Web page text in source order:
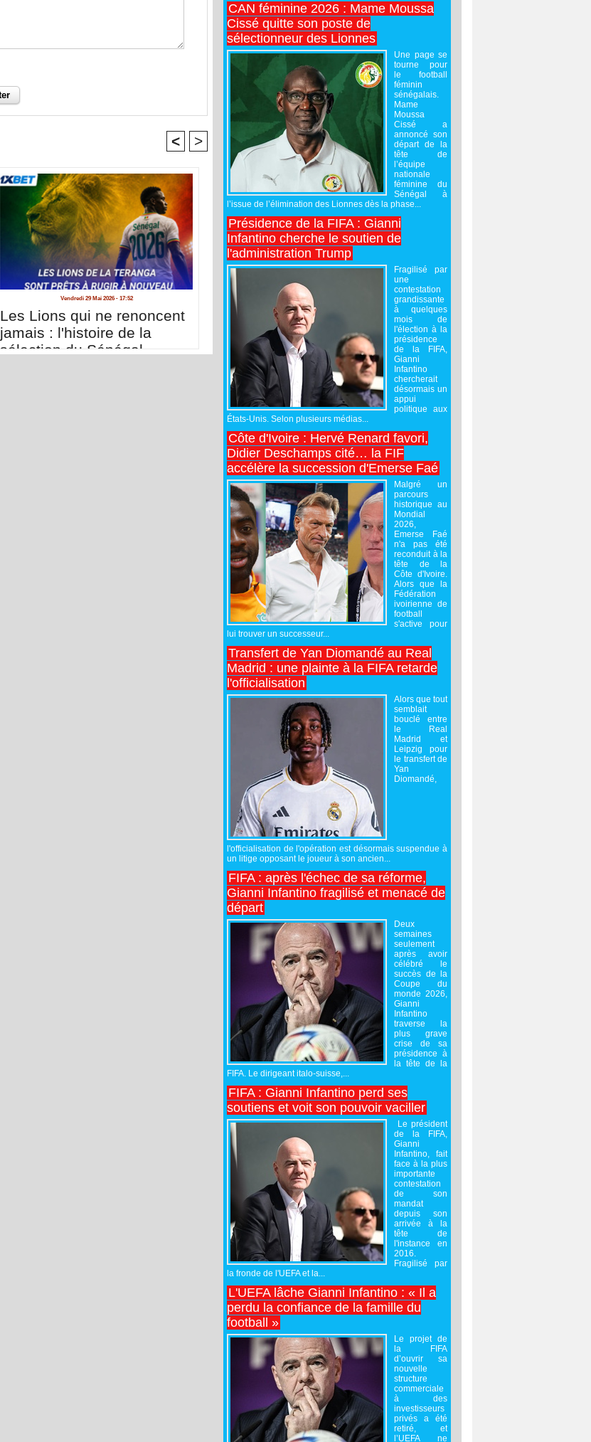
< >
Vendredi 29 Mai 2026 - 17:52
Les Lions qui ne renoncent
jamais : l'histoire de la
sélection du Sénégal
CAN féminine 2026 : Mame Moussa
Cissé quitte son poste de
sélectionneur des Lionnes
Une page se
tourne pour
le football
féminin
sénégalais.
Mame
Moussa
Cissé a
annoncé son
départ de la
tête de
l’équipe
nationale
féminine du
Sénégal à
l’issue de l’élimination des Lionnes dès la phase...
Présidence de la FIFA : Gianni
Infantino cherche le soutien de
l'administration Trump
Fragilisé par
une
contestation
grandissante
à quelques
mois de
l'élection à la
présidence
de la FIFA,
Gianni
Infantino
chercherait
désormais un
appui
politique aux
États-Unis. Selon plusieurs médias...
Côte d'Ivoire : Hervé Renard favori,
Didier Deschamps cité… la FIF
accélère la succession d'Emerse Faé
Malgré un
parcours
historique au
Mondial
2026,
Emerse Faé
n'a pas été
reconduit à la
tête de la
Côte d'Ivoire.
Alors que la
Fédération
ivoirienne de
football
s'active pour
lui trouver un successeur...
Transfert de Yan Diomandé au Real
Madrid : une plainte à la FIFA retarde
l'officialisation
Alors que tout
semblait
bouclé entre
le Real
Madrid et
Leipzig pour
le transfert de
Yan
Diomandé,
l'officialisation de l'opération est désormais suspendue à
un litige opposant le joueur à son ancien...
FIFA : après l'échec de sa réforme,
Gianni Infantino fragilisé et menacé de
départ
Deux
semaines
seulement
après avoir
célébré le
succès de la
Coupe du
monde 2026,
Gianni
Infantino
traverse la
plus grave
crise de sa
présidence à
la tête de la
FIFA. Le dirigeant italo-suisse,...
FIFA : Gianni Infantino perd ses
soutiens et voit son pouvoir vaciller
Le président
de la FIFA,
Gianni
Infantino, fait
face à la plus
importante
contestation
de son
mandat
depuis son
arrivée à la
tête de
l'instance en
2016.
Fragilisé par
la fronde de l'UEFA et la...
L'UEFA lâche Gianni Infantino : « Il a
perdu la confiance de la famille du
football »
Le projet de
la FIFA
d’ouvrir sa
nouvelle
structure
commerciale
à des
investisseurs
privés a été
retiré, et
l’UEFA ne